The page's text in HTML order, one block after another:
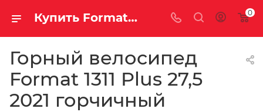
Купить Format 1311 Plus 27,5 2021 горчичный за рублей, а со скидкой 0
Горный велосипед
Format 1311 Plus 27,5
2021 горчичный